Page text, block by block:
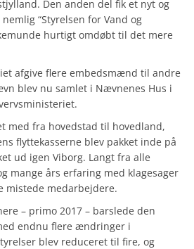
Den anden del fik et nyt og
“Styrelsen for Vand og
hurtigt omdøbt til det mere
afgive flere embedsmænd til andre
blev nu samlet i Nævnenes Hus i
med fra hovedstad til hovedland,
flyttekasserne blev pakket inde på
ud igen Viborg. Langt fra alle
mange års erfaring med klagesager
mistede medarbejdere.
– primo 2017 – barslede den
endnu flere ændringer i
blev reduceret til fire, og